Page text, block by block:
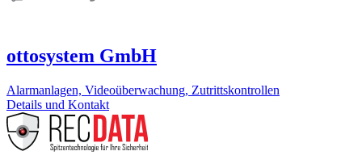
ottosystem GmbH
Alarmanlagen, Videoüberwachung, Zutrittskontrollen
Details und Kontakt